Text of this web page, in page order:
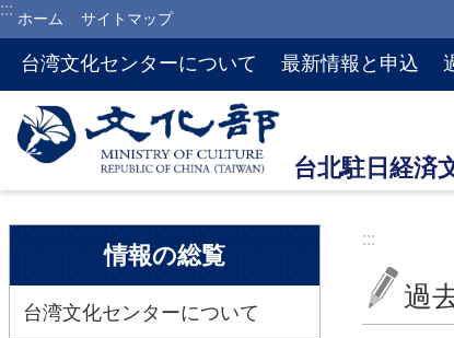
メインのコンテンツブロックにジャンプします
::: ホーム サイトマップ
台湾文化センターについて 最新情報と申込
:::
情報の総覧
台湾文化センターについて
:::
過